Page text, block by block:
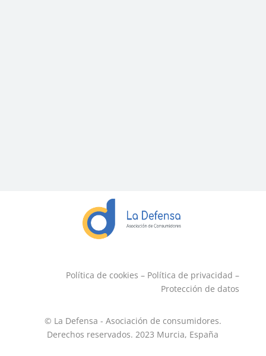
Política de cookies – Política de privacidad –
Protección de datos
© La Defensa - Asociación de consumidores.
Derechos reservados. 2023 Murcia, España